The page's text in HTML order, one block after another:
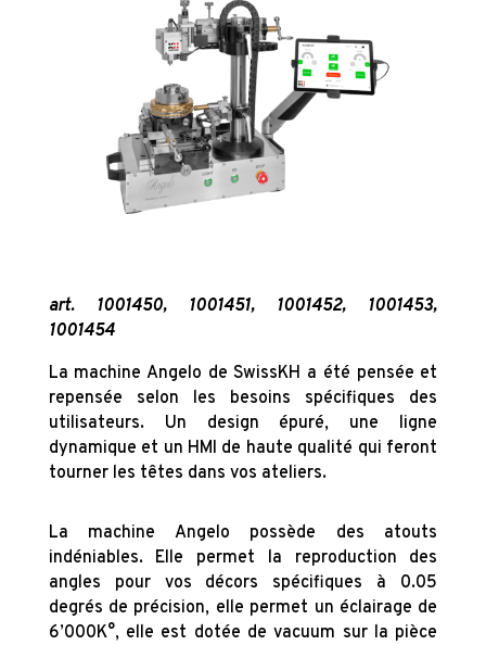
art. 1001450, 1001451, 1001452, 1001453,
1001454
La machine Angelo de SwissKH a été pensée et
repensée selon les besoins spécifiques des
utilisateurs. Un design épuré, une ligne
dynamique et un HMI de haute qualité qui feront
tourner les têtes dans vos ateliers.
La machine Angelo possède des atouts
indéniables. Elle permet la reproduction des
angles pour vos décors spécifiques à 0.05
degrés de précision, elle permet un éclairage de
6’000K°, elle est dotée de vacuum sur la pièce